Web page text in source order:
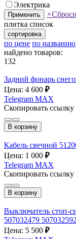
Электрика
Применить ×
плитка список
сортировка
по цене по названию
найдено товаров:
132
Задний фонарь
Цена: 4 600 ₽
Telegram MAX
Скопировать ссылку
В корзину
Кабель свечной
Цена: 1 000 ₽
Telegram MAX
Скопировать ссылку
В корзину
Выключатель стоп-
507032479
Цена: 5 500 ₽